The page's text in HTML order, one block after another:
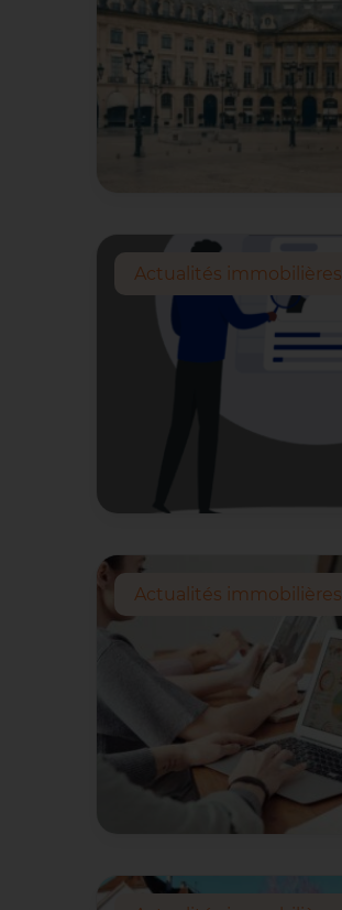
Actualités immobilières
Actualités immobilières